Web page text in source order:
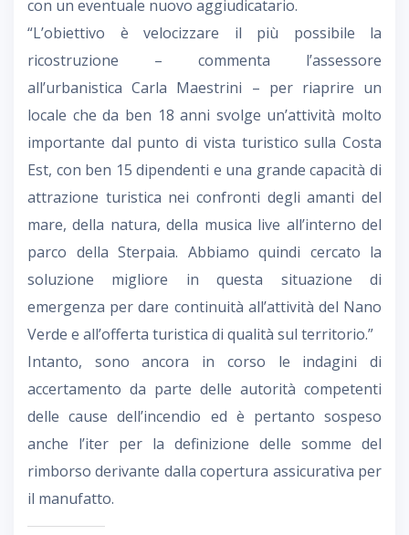
con un eventuale nuovo aggiudicatario.
“L’obiettivo è velocizzare il più possibile la
ricostruzione – commenta l’assessore
all’urbanistica Carla Maestrini – per riaprire un
locale che da ben 18 anni svolge un’attività molto
importante dal punto di vista turistico sulla Costa
Est, con ben 15 dipendenti e una grande capacità di
attrazione turistica nei confronti degli amanti del
mare, della natura, della musica live all’interno del
parco della Sterpaia. Abbiamo quindi cercato la
soluzione migliore in questa situazione di
emergenza per dare continuità all’attività del Nano
Verde e all’offerta turistica di qualità sul territorio.”
Intanto, sono ancora in corso le indagini di
accertamento da parte delle autorità competenti
delle cause dell’incendio ed è pertanto sospeso
anche l’iter per la definizione delle somme del
rimborso derivante dalla copertura assicurativa per
il manufatto.